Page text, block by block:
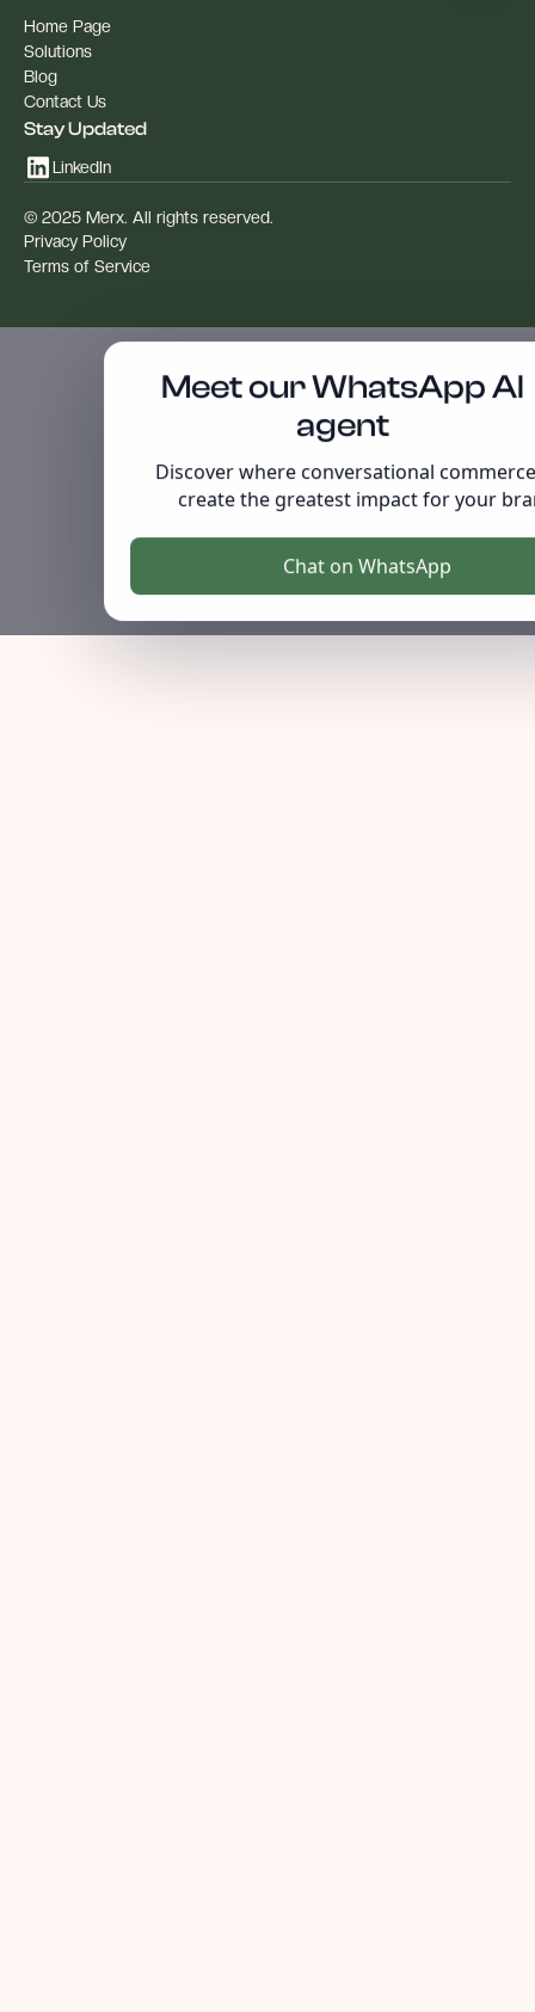
Home Page
Solutions
Blog
Contact Us
Stay Updated
LinkedIn
© 2025 Merx. All rights reserved.
Privacy Policy
Terms of Service
Meet our WhatsApp AI
agent
Discover where conversational
create the greatest impact for your
Chat on WhatsApp